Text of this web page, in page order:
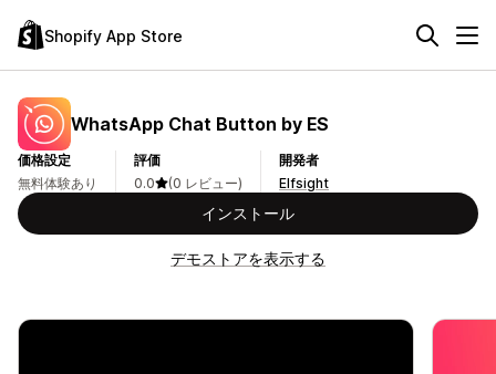
Shopify App Store
WhatsApp Chat Button by ES
価格設定
無料体験あり
評価
0.0
(0 レビュー)
開発者
Elfsight
インストール
デモストアを表示する